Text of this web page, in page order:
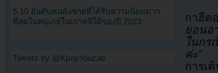
กาฮีต
ยอนอ
ในกร
ค่ะ”
การเ
5.10 อันดับคนดังชายที่ได้รับความนิยมมาก
ที่สุดในหมู่เกย์ในเกาหลีใต้ของปี 2023
Tweets by @KpopYouzab